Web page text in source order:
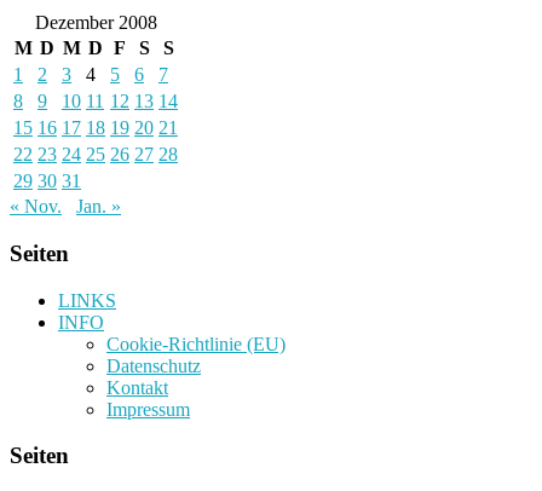
Dezember 2008
M D M D F S
S
1
2 3 4 5 6
7
8
9 10 11 12 13 14
15 16 17 18 19 20 21
22 23 24 25 26 27 28
29 30 31
« Nov.
Jan. »
Seiten
LINKS
INFO
Cookie-Richtlinie (EU)
Datenschutz
Kontakt
Impressum
Seiten